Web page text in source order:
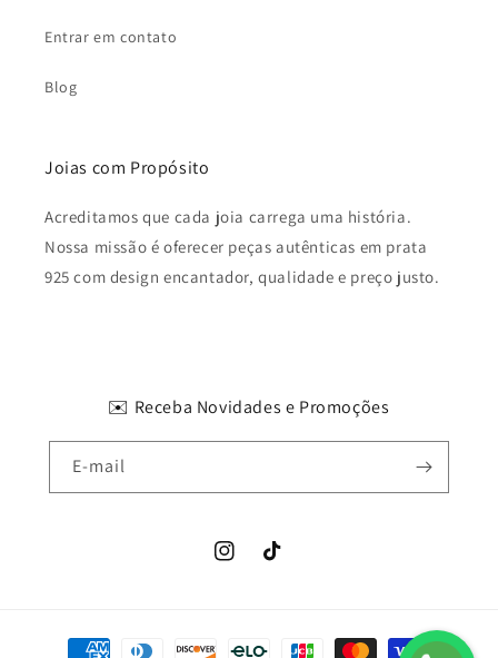
Entrar em contato
Blog
Joias com Propósito
Acreditamos que cada joia carrega uma história.
Nossa missão é oferecer peças autênticas em prata
925 com design encantador, qualidade e preço justo.
✉️ Receba Novidades e Promoções
E-mail
InstagramTikTok
Formas